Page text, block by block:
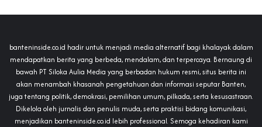
banteninside.co.id hadir untuk menjadi media alternatif bagi khalayak dalam
mendapatkan berita yang berbeda, mendalam, dan terpercaya. Bernaung di
bawah PT Siloka Aulia Media yang berbadan hukum resmi, situs berita ini
akan menambah khasanah pengetahuan dan informasi seputar Banten,
juga tentang politik, demokrasi, pemilihan umum, pilkada, serta kesusastraan.
Dikelola oleh jurnalis dan penulis muda, serta praktisi bidang komunikasi,
menjadikan banteninside.co.id lebih professional. Semoga kehadiran kami